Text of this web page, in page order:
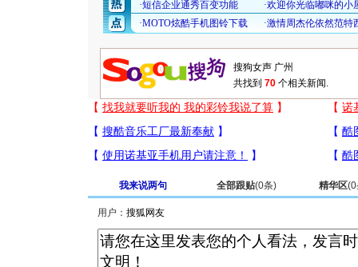
共找到 70 个相关新闻.
我来说两句 全部跟贴(0条) 精华区(0
用户：